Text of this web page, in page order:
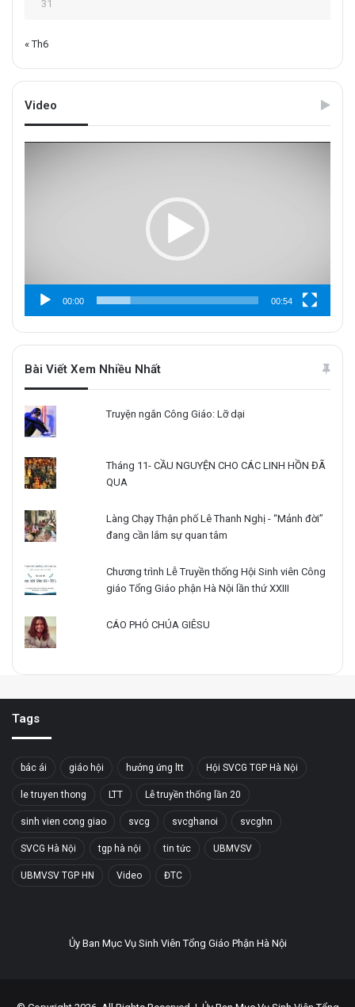
31
« Th6
Video
00:00 00:54
Bài Viết Xem Nhiều Nhất
Truyện ngắn Công Giáo: Lỡ dại
Tháng 11- CẦU NGUYỆN CHO CÁC LINH HỒN ĐÃ
QUA
Làng Chạy Thận phố Lê Thanh Nghị - “Mảnh đời”
đang cần lắm sự quan tâm
Chương trình Lễ Truyền thống Hội Sinh viên Công
giáo Tổng Giáo phận Hà Nội lần thứ XXIII
CÁO PHÓ CHÚA GIÊSU
Tags
bác ái giáo hội hưởng ứng ltt Hội SVCG TGP Hà Nội
le truyen thong LTT Lễ truyền thống lần 20
sinh vien cong giao svcg svcghanoi svcghn
SVCG Hà Nội tgp hà nội tin tức UBMVSV
UBMVSV TGP HN Video ĐTC
Ủy Ban Mục Vụ Sinh Viên Tổng Giáo Phận Hà Nội